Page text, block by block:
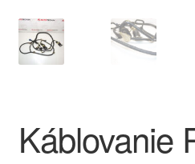
Platby
Reklamačný poriadok
Káblovanie